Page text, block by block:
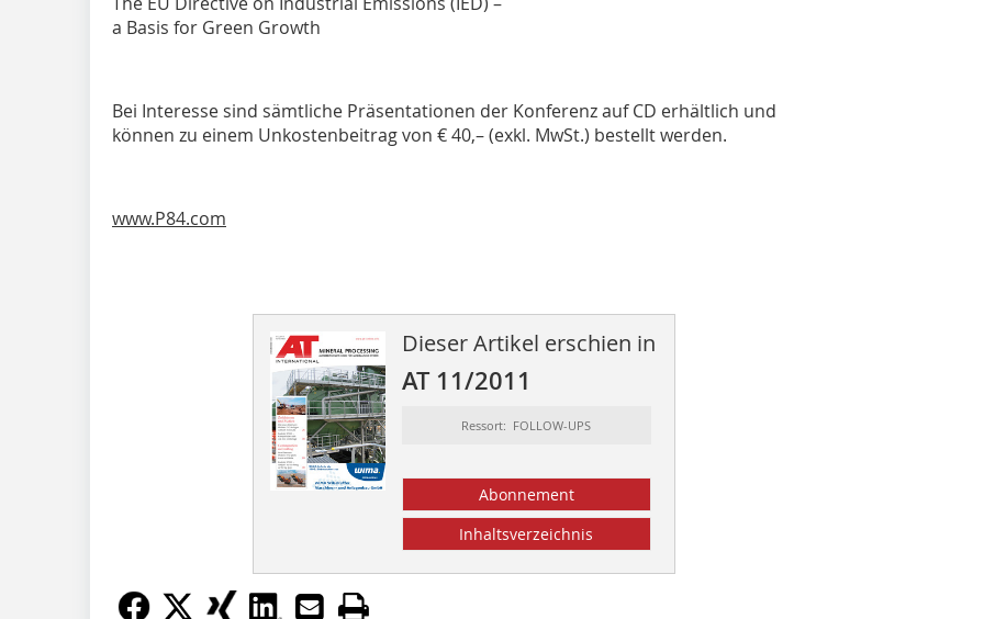
a Basis for Green Growth
Bei Interesse sind sämtliche Präsentationen der Konferenz auf CD erhältlich und
können zu einem Unkostenbeitrag von € 40,– (exkl. MwSt.) bestellt werden.
www.P84.com
Dieser Artikel erschien in
AT 11/2011
Ressort: FOLLOW-UPS
Abonnement
Inhaltsverzeichnis